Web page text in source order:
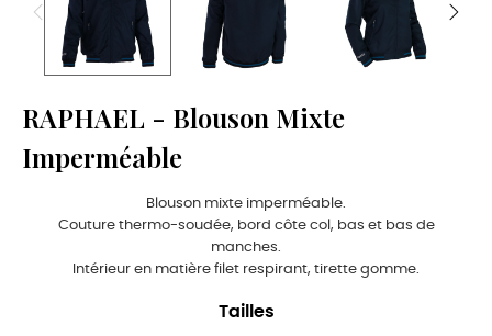
RAPHAEL - Blouson Mixte
Imperméable
Blouson mixte imperméable.
Couture thermo-soudée, bord côte col, bas et bas de
manches.
Intérieur en matière filet respirant, tirette gomme.
Tailles